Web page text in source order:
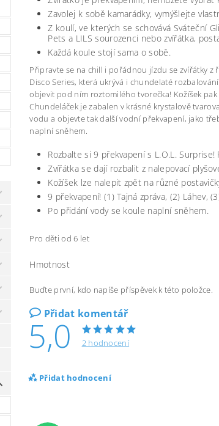
Zavolej k sobě kamarádky, vymýšlejte
Z koulí, ve kterých se schovává Sváteční
Pets a LILS sourozenci nebo zvířátka,
Každá koule stojí sama o sobě.
Připravte se na chill i pořádnou jízdu se zvířátky z
Disco Series, která ukrývá i chundelaté
objevit pod ním roztomilého tvorečka! Kožíšek
Chundeláček je zabalen v krásné krystalově
vodu a objevte tak další vodní překvapení, jako
naplní sněhem.
Rozbalte si 9 překvapení s L.O.L.
Zvířátka se dají rozbalit z nalepovací
Kožíšek lze nalepit zpět na různé
9 překvapení! (1) Tajná zpráva, (2) Láhev,
Po přidání vody se koule naplní sněhem.
Pro děti od 6 let
Hmotnost
Buďte první, kdo napíše příspěvek k této položce.
Přidat komentář
5,0 2 hodnocení
Přidat hodnocení